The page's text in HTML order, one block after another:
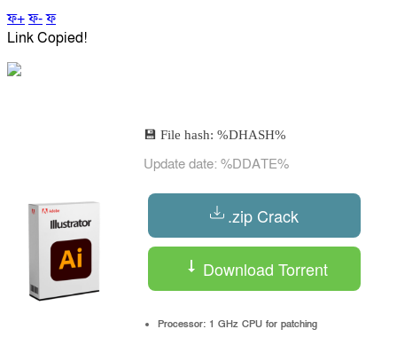
ফ+ফ-ফ
Link Copied!
💾 File hash: %DHASH%
Update date: %DDATE%
.zip Crack
Download Torrent
Processor: 1 GHz CPU for patching